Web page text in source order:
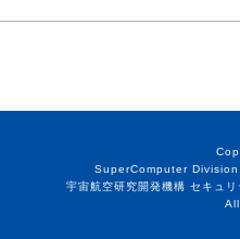
SuperComputer
宇宙航空研究開発機構 セキュ